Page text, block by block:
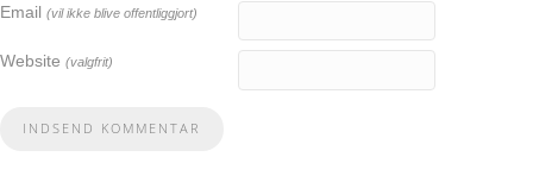
Email (vil ikke blive offentliggjort)
Website (valgfrit)